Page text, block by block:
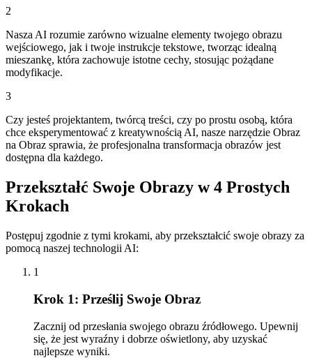
2
Nasza AI rozumie zarówno wizualne elementy twojego obrazu
wejściowego, jak i twoje instrukcje tekstowe, tworząc idealną
mieszankę, która zachowuje istotne cechy, stosując pożądane
modyfikacje.
3
Czy jesteś projektantem, twórcą treści, czy po prostu osobą, która
chce eksperymentować z kreatywnością AI, nasze narzędzie Obraz
na Obraz sprawia, że profesjonalna transformacja obrazów jest
dostępna dla każdego.
Przekształć Swoje Obrazy w 4 Prostych
Krokach
Postępuj zgodnie z tymi krokami, aby przekształcić swoje obrazy za
pomocą naszej technologii AI:
1
Krok 1: Prześlij Swoje Obraz
Zacznij od przesłania swojego obrazu źródłowego. Upewnij
się, że jest wyraźny i dobrze oświetlony, aby uzyskać
najlepsze wyniki.